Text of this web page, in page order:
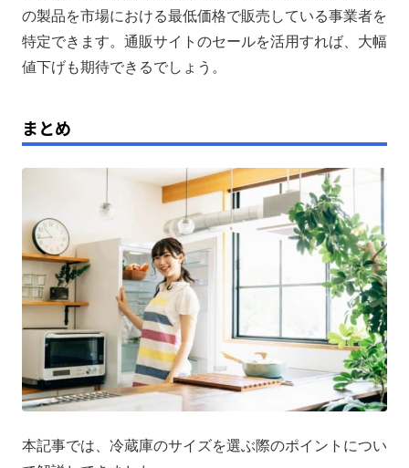
の製品を市場における最低価格で販売している事業者を
特定できます。通販サイトのセールを活用すれば、大幅
値下げも期待できるでしょう。
まとめ
本記事では、冷蔵庫のサイズを選ぶ際のポイントについ